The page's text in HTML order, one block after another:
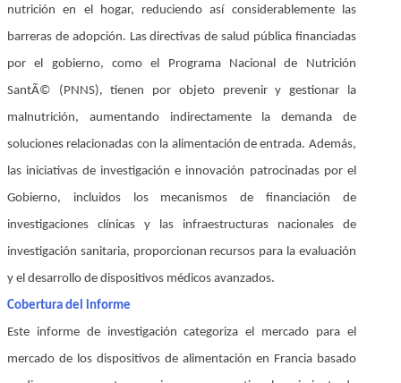
nutrición en el hogar, reduciendo así considerablemente las
barreras de adopción. Las directivas de salud pública financiadas
por el gobierno, como el Programa Nacional de Nutrición
SantÃ© (PNNS), tienen por objeto prevenir y gestionar la
malnutrición, aumentando indirectamente la demanda de
soluciones relacionadas con la alimentación de entrada. Además,
las iniciativas de investigación e innovación patrocinadas por el
Gobierno, incluidos los mecanismos de financiación de
investigaciones clínicas y las infraestructuras nacionales de
investigación sanitaria, proporcionan recursos para la evaluación
y el desarrollo de dispositivos médicos avanzados.
Cobertura del informe
Este informe de investigación categoriza el mercado para el
mercado de los dispositivos de alimentación en Francia basado